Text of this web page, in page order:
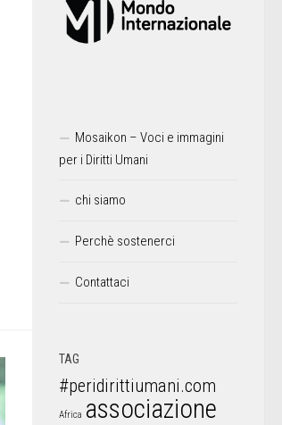
Mosaikon – Voci e immagini
per i Diritti Umani
chi siamo
Perchè sostenerci
Contattaci
TAG
#peridirittiumani.com
Africa associazione